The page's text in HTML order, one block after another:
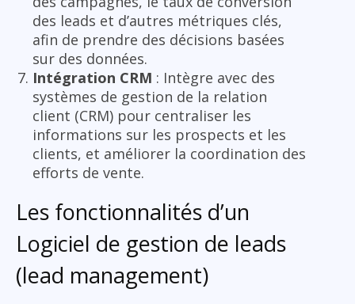
des leads et d’autres métriques clés,
afin de prendre des décisions basées
sur des données.
Intégration CRM : Intègre avec des
systèmes de gestion de la relation
client (CRM) pour centraliser les
informations sur les prospects et les
clients, et améliorer la coordination des
efforts de vente.
Les fonctionnalités d’un
Logiciel de gestion de leads
(lead management)